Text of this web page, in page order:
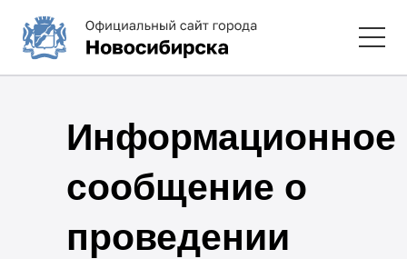
Информационное
сообщение о
проведении